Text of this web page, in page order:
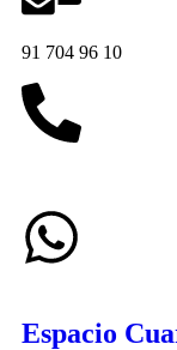
91 704 96 10
Espacio